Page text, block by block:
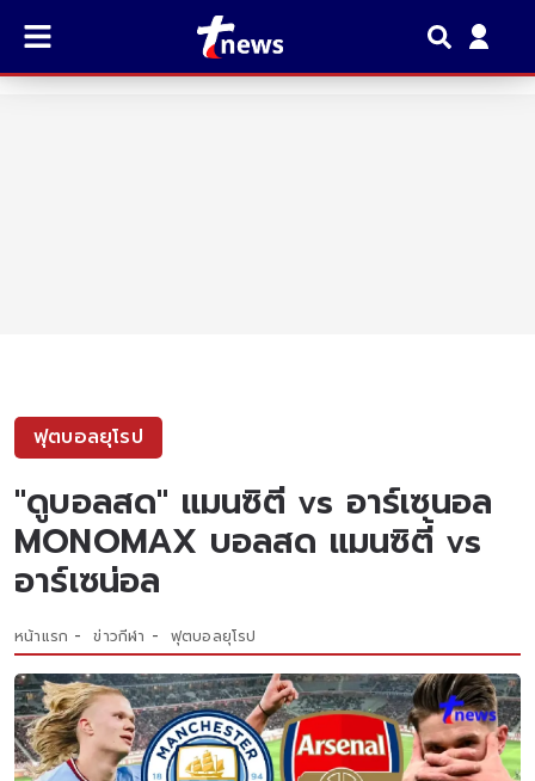
ฟุตบอลยุโรป
"ดูบอลสด" แมนซิตี vs อาร์เซนอล
MONOMAX บอลสด แมนซิตี้ vs
อาร์เซน่อล
หน้าแรก ข่าวกีฬา ฟุตบอลยุโรป